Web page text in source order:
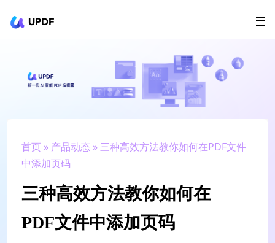
UPDF
AI Agents
政企采购
升级会员
首页 » 产品动态 » 三种高效方法教你如何在PDF文件
中添加页码
三种高效方法教你如何在
PDF文件中添加页码